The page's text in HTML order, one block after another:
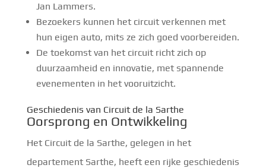
Jan Lammers.
Bezoekers kunnen het circuit verkennen met
hun eigen auto, mits ze zich goed voorbereiden.
De toekomst van het circuit richt zich op
duurzaamheid en innovatie, met spannende
evenementen in het vooruitzicht.
Geschiedenis van Circuit de la Sarthe
Oorsprong en Ontwikkeling
Het Circuit de la Sarthe, gelegen in het
departement Sarthe, heeft een rijke geschiedenis